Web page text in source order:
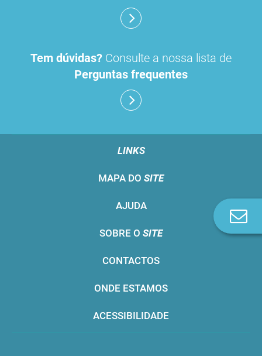
Tem dúvidas? Consulte a nossa lista de
Perguntas frequentes
LINKS
MAPA DO SITE
AJUDA
SOBRE O SITE
CONTACTOS
ONDE ESTAMOS
ACESSIBILIDADE